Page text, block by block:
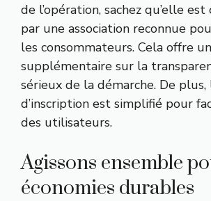
de l’opération, sachez qu’elle
par une association reconnue
les consommateurs. Cela offre
supplémentaire sur la
sérieux de la démarche. De plus,
d’inscription est simplifié pour
des utilisateurs.
Agissons ensemble
économies durables